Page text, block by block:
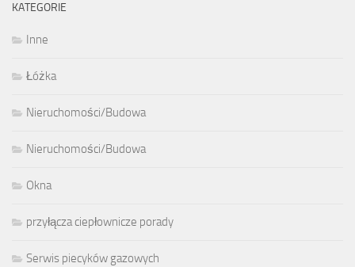
KATEGORIE
Inne
Łóżka
Nieruchomości/Budowa
Nieruchomości/Budowa
Okna
przyłącza ciepłownicze porady
Serwis piecyków gazowych